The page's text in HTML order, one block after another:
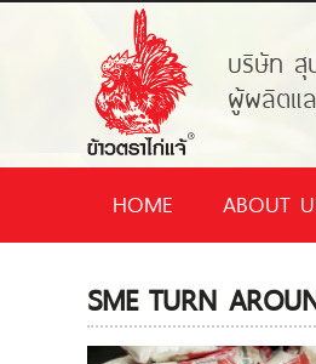
บริษัท
ผู้ผลิตแล
HOME ABOUT
SME TURN